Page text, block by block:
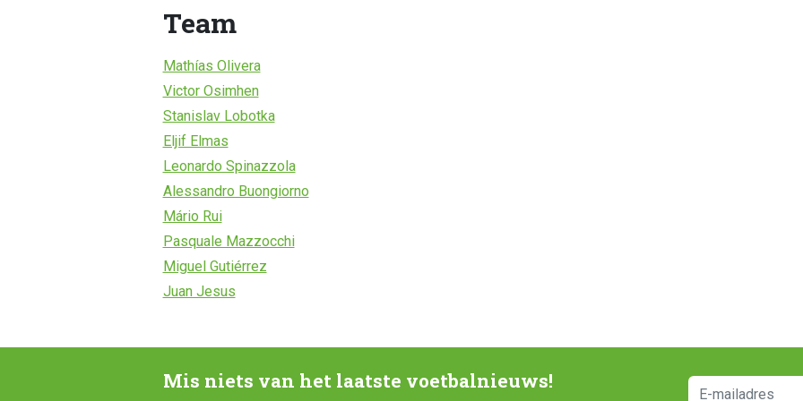
Team
Mathías Olivera
Victor Osimhen
Stanislav Lobotka
Eljif Elmas
Leonardo Spinazzola
Alessandro Buongiorno
Mário Rui
Pasquale Mazzocchi
Miguel Gutiérrez
Juan Jesus
Mis niets van het laatste voetbalnieuws!